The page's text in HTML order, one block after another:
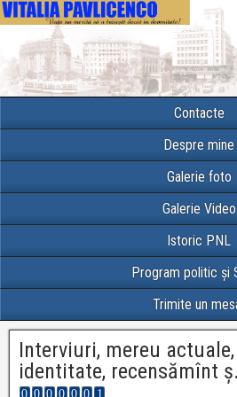
Contacte
Despre mine
Galerie foto
Galerie Video
Istoric PNL
Program politic și
Trimite un
Interviuri, mereu
identitate, recensămînt